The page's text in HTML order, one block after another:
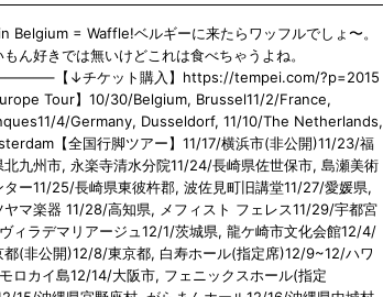
in Belgium = Waffle!ベルギーに来たらワッフルでしょ〜。
もん好きでは無いけどこれは食べちゃうよね。
【↓チケット購入】https://tempei.com/?p=2015
Tour】10/30/Belgium, Brussel11/2/France,
4/Germany, Dusseldorf, 11/10/The Netherlands,
【全国行脚ツアー】11/17/横浜市(非公開)11/23/福
北九州市, 永楽寺清水分院11/24/長崎県佐世保市, 島瀬美術
ター11/25/長崎県東彼杵郡, 波佐見町旧講堂11/27/愛媛県,
ヤマ楽器 11/28/高知県, メフィスト フェレス11/29/宇都宮
ィラデマリアージュ12/1/茨城県, 龍ケ崎市文化会館12/4/
都(非公開)12/8/東京都, 白寿ホール(指定席)12/9~12/ハワ
ロカイ島12/14/大阪市, フェニックスホール(指定